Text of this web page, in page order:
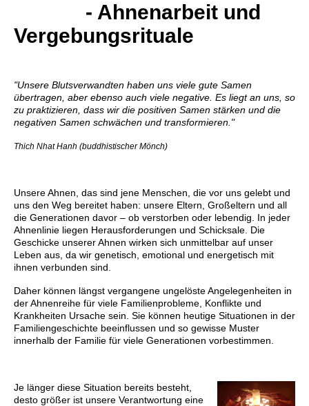
- Ahnenarbeit und
Vergebungsrituale
"Unsere Blutsverwandten haben uns viele gute Samen
übertragen, aber ebenso auch viele negative. Es liegt an uns, so
zu praktizieren, dass wir die positiven Samen stärken und die
negativen Samen schwächen und transformieren."
Thich Nhat Hanh (buddhistischer Mönch)
Unsere Ahnen, das sind jene Menschen, die vor uns gelebt und
uns den Weg bereitet haben: unsere Eltern, Großeltern und all
die Generationen davor – ob verstorben oder lebendig. In jeder
Ahnenlinie liegen Herausforderungen und Schicksale. Die
Geschicke unserer Ahnen wirken sich unmittelbar auf unser
Leben aus, da wir genetisch, emotional und energetisch mit
ihnen verbunden sind.
Daher können längst vergangene ungelöste Angelegenheiten in
der Ahnenreihe für viele Familienprobleme, Konflikte und
Krankheiten Ursache sein. Sie können heutige Situationen in der
Familiengeschichte beeinflussen und so gewisse Muster
innerhalb der Familie für viele Generationen vorbestimmen.
Je länger diese Situation bereits besteht,
desto größer ist unsere Verantwortung eine